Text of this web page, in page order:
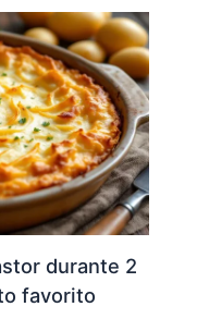
durante 2
favorito